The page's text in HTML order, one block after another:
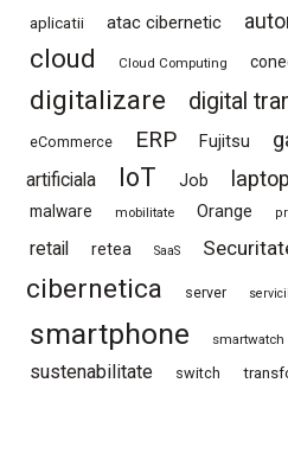
aplicatii atac cibernetic
cloud Cloud Computing
digitalizare digital
eCommerce ERP Fujitsu
artificiala
IoT Job laptop
malware mobilitate Orange
retail retea SaaS
cibernetica
server servicii
smartphone smartwatch
sustenabilitate switch